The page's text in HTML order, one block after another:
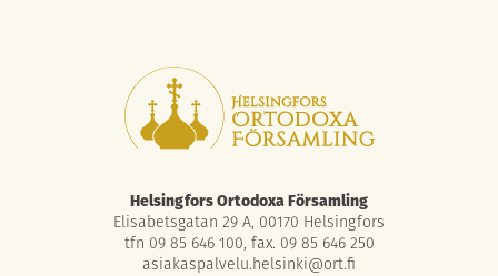
Helsingfors Ortodoxa Församling
Elisabetsgatan 29 A, 00170 Helsingfors
tfn 09 85 646 100, fax. 09 85 646 250
asiakaspalvelu.helsinki@ort.fi